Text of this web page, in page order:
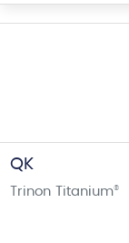
QK
Trinon Titanium®